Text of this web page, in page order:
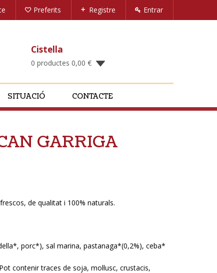
Preferits Registre Entrar
Cistella
0 productes 0,00 €
SITUACIÓ CONTACTE
GARRIGA
de qualitat i 100% naturals.
porc*), sal marina, pastanaga*(0,2%), ceba*
contenir traces de soja, mol·lusc, crustacis,